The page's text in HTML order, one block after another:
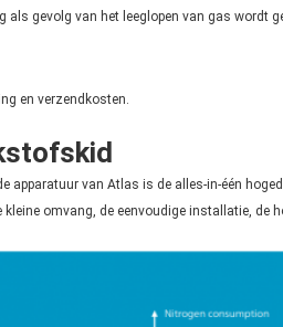
als gevolg van het leeglopen van gas wordt
en verzendkosten.
apparatuur van Atlas is de alles-in-één
omvang, de eenvoudige installatie, de